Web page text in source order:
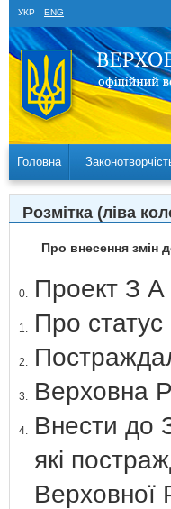
УКР ENG
Головна
Розмітка (ліва
Про внесення змін
0. Проект З
1. Про статус
2.
3. Верховна
4.
Внести до
які